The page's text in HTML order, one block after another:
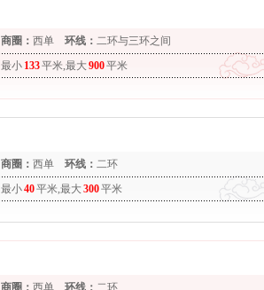
商圈： 西单 环线： 二环与三环之间
最小 133平米,最大900平米
商圈： 西单 环线： 二环
最小40平米,最大300平米
商圈： 西单 环线： 二环